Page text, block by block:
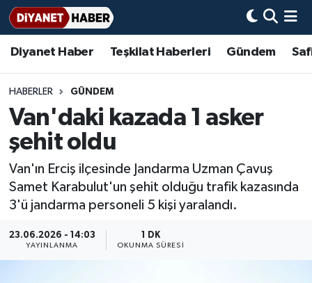
Diyanet Haber Teşkilat Haberleri Gündem
HABERLER GÜNDEM
Van'daki kazada 1 asker
şehit oldu
Van'ın Erciş ilçesinde Jandarma Uzman Çavuş
Samet Karabulut'un şehit olduğu trafik kazasında
3'ü jandarma personeli 5 kişi yaralandı.
23.06.2026 - 14:03
YAYINLANMA
1 DK
OKUNMA SÜRESI
Diyanet Haber
Teşkilat Haberleri
Adana Müftülüğü
Adıyaman Müftülüğü
Afyonkarahisar Müftülüğü
Aksaray Müftülüğü
Amasya Müftülüğü
Gündem
Bir Ayet
Bir Hikaye
Biyografiler
Diyanet Bilgi
Diyanet Takvimi
Basında Bugün
DİYANET eKİTAP
Aile Dergisi
Aylık Dergi
İmam Hatip Okulları
Başmakale
Hadis-i Şerifler
Hayat Okumaları
Nöbetçi Eczaneler
Hava Durumu
Ankara Namaz Vakitleri
Süper Lig Puan Durumu ve Fikstür
Tüm Manşetler